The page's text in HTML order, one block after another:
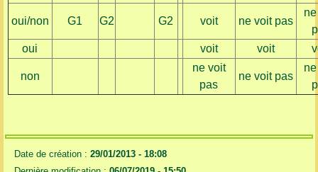
oui/non G1 G2 G2 voit ne voit pas
oui
voit voit
non
ne voit
pas
ne voit pas
Date de création : 29/01/2013 - 18:08